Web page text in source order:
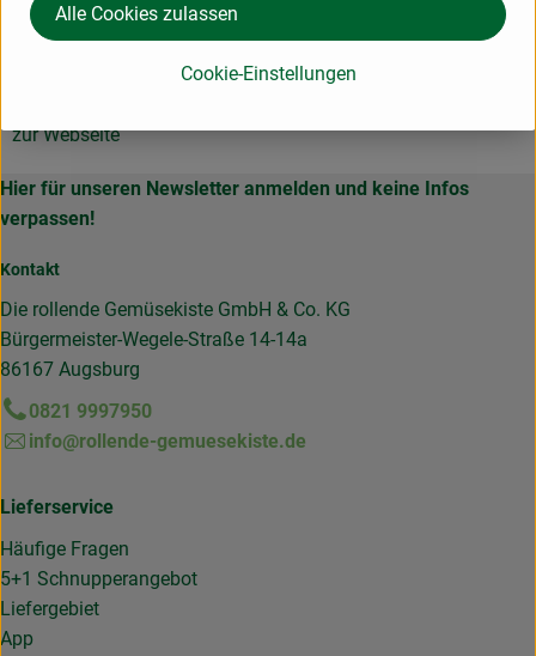
Hersteller: Tofurei Tran UG
zur Webseite
Hier für unseren Newsletter anmelden und keine Infos
verpassen!
Kontakt
Die rollende Gemüsekiste GmbH & Co. KG
Bürgermeister-Wegele-Straße 14-14a
86167 Augsburg
0821 9997950
info@rollende-gemuesekiste.de
Lieferservice
Häufige Fragen
5+1 Schnupperangebot
Liefergebiet
App
Cookie-Einstellungen
Alle Cookies zulassen